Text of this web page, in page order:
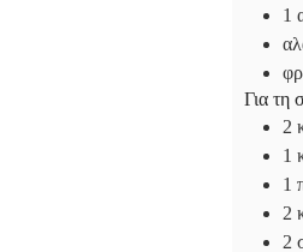
1
Για τη
2
1
1
2
2